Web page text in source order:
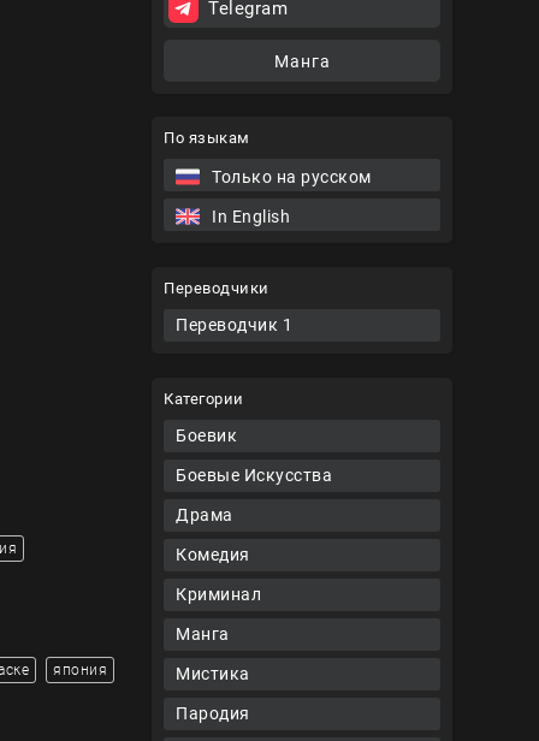
По языкам
Только на русском
In English
Переводчики
Переводчик 1
Категории
Боевик
Боевые Искусства
Драма
Комедия
Криминал
Манга
Мистика
Пародия
япония
Telegram
Манга